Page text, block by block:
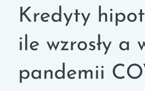
Kredyty
ile wzrosły a
pandemii